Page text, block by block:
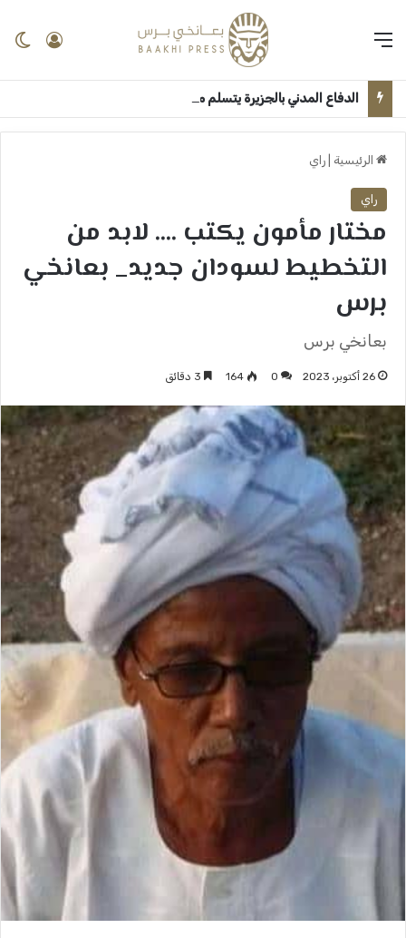
الرئيسية راي
راي
مختار مأمون يكتب …. لابد من
التخطيط لسودان جديد_ بعانخي
برس
بعانخي برس
26 أكتوبر، 2023 0
164